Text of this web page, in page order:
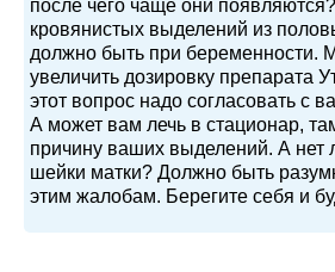
после чего чаще они
кровянистых выделений из
должно быть при беременности.
увеличить дозировку препарата
этот вопрос надо согласовать с
А может вам лечь в стационар,
причину ваших выделений. А нет
шейки матки? Должно быть
этим жалобам. Берегите себя и